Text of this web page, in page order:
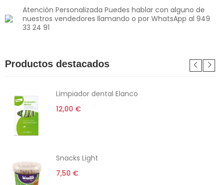
Atención Personalizada Puedes hablar con alguno de
nuestros vendedores llamando o por WhatsApp al 949
33 24 91
Productos destacados
Limpiador dental Elanco
12,00 €
Snacks Light
7,50 €